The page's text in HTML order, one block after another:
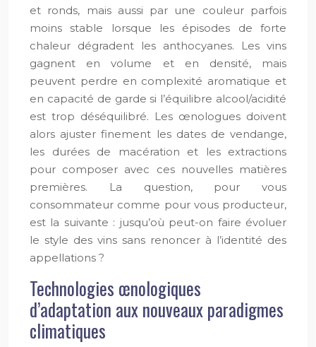
et ronds, mais aussi par une couleur parfois
moins stable lorsque les épisodes de forte
chaleur dégradent les anthocyanes. Les vins
gagnent en volume et en densité, mais
peuvent perdre en complexité aromatique et
en capacité de garde si l’équilibre alcool/acidité
est trop déséquilibré. Les œnologues doivent
alors ajuster finement les dates de vendange,
les durées de macération et les extractions
pour composer avec ces nouvelles matières
premières. La question, pour vous
consommateur comme pour vous producteur,
est la suivante : jusqu’où peut-on faire évoluer
le style des vins sans renoncer à l’identité des
appellations ?
Technologies œnologiques
d’adaptation aux nouveaux paradigmes
climatiques